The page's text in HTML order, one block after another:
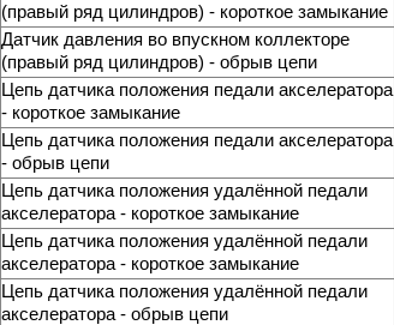
(правый ряд цилиндров) - короткое замыкание
Датчик давления во впускном коллекторе
(правый ряд цилиндров) - обрыв цепи
Цепь датчика положения педали акселератора
- короткое замыкание
Цепь датчика положения педали акселератора
- обрыв цепи
Цепь датчика положения удалённой педали
акселератора - короткое замыкание
Цепь датчика положения удалённой педали
акселератора - короткое замыкание
Цепь датчика положения удалённой педали
акселератора - обрыв цепи